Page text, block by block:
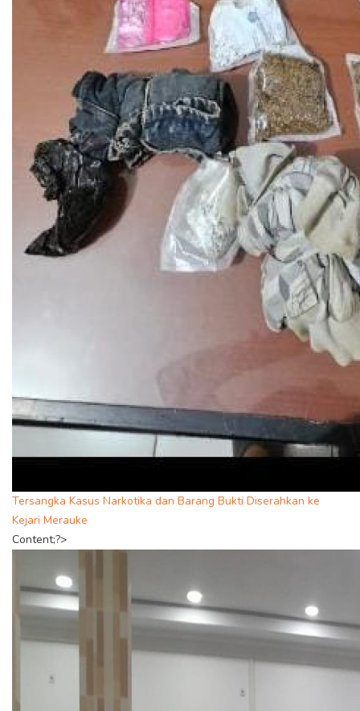
Tersangka Kasus Narkotika dan Barang Bukti Diserahkan ke
Kejari Merauke
Content;?>